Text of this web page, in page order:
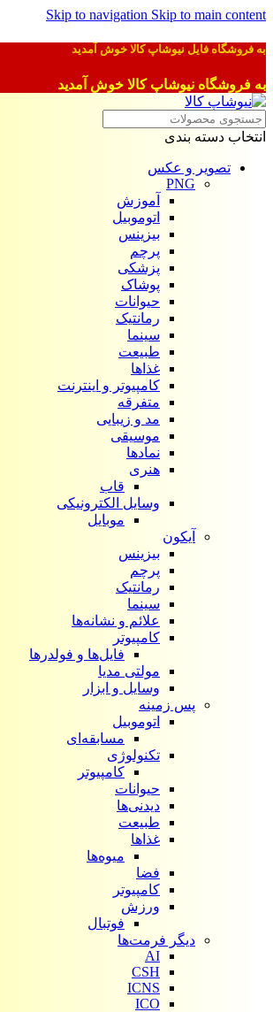
Skip to navigation Skip to main content
به فروشگاه فایل نیوشاپ کالا خوش آمدید
به فروشگاه نیوشاپ کالا خوش آمدید
انتخاب دسته بندی
تصویر و عکس
PNG
آموزش
اتوموبیل
بیزینس
پرچم
پزشکی
پوشاک
حیوانات
رمانتیک
سینما
طبیعت
غذاها
کامپیوتر و اینترنت
متفرقه
مد و زیبایی
موسیقی
نمادها
هنری
قاب
وسایل الکترونیکی
موبایل
آیکون‌
بیزینس
پرچم
رمانتیک
سینما
علائم و نشانه‌ها
کامپیوتر
فایل‌ها و فولدرها
مولتی مدیا
وسایل و ابزار
پس زمینه
اتوموبیل
مسابقه‌ای
تکنولوژی
کامپیوتر
حیوانات
دیدنی‌ها
طبیعت
غذاها
میوه‌ها
فضا
کامپیوتر
ورزش
فوتبال
دیگر فرمت‌ها
AI
CSH
ICNS
ICO